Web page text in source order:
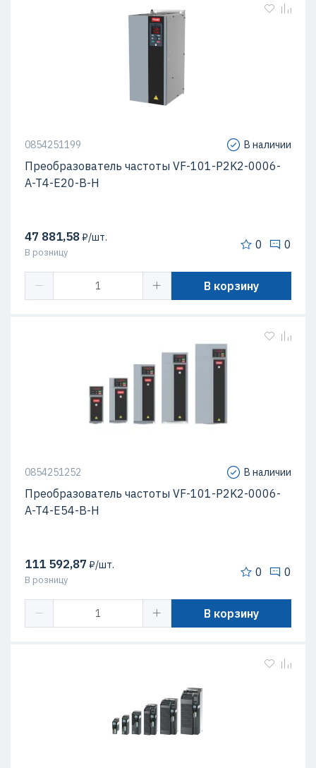
0854251199 В наличии
Преобразователь частоты VF-101-P2K2-0006-
A-T4-E20-B-H
47 881,58₽/шт.
В розницу
0 0
В корзину
0854251252 В наличии
Преобразователь частоты VF-101-P2K2-0006-
A-T4-E54-B-H
111 592,87 ₽/шт.
В розницу
0 0
В корзину